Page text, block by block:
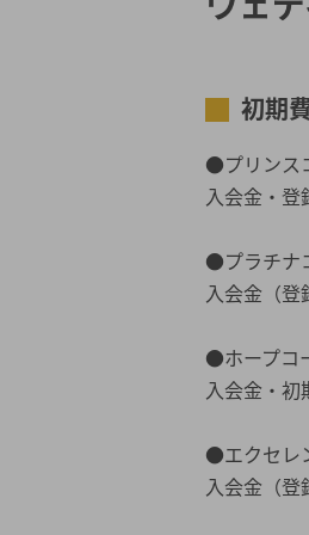
初期
●プリンス
入会金・登
●プラチナ
入会金（登
●ホープコ
入会金・初
●エクセレ
入会金（登